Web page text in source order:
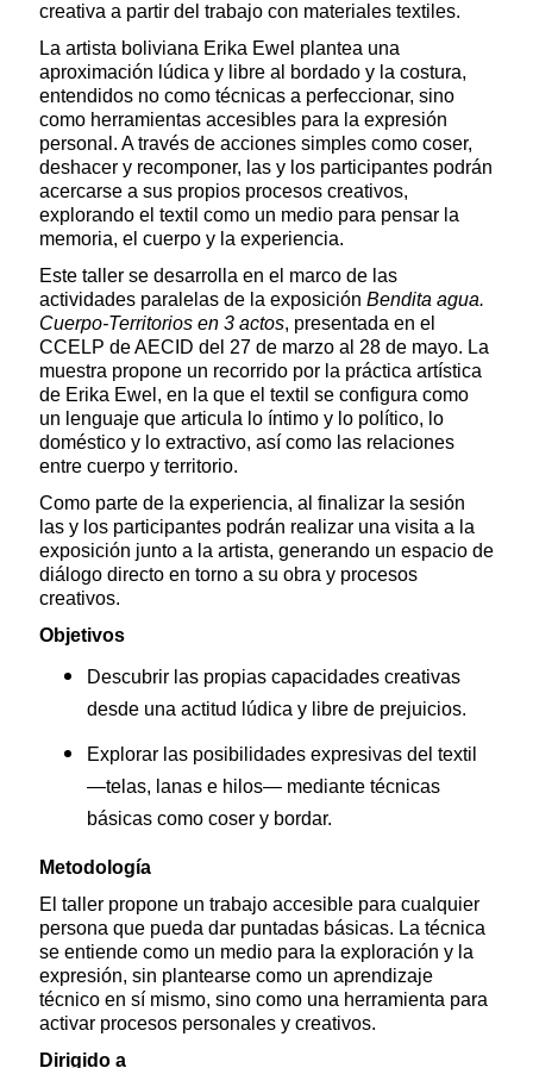
creativa a partir del trabajo con materiales textiles.
La artista boliviana Erika Ewel plantea una
aproximación lúdica y libre al bordado y la costura,
entendidos no como técnicas a perfeccionar, sino
como herramientas accesibles para la expresión
personal. A través de acciones simples como coser,
deshacer y recomponer, las y los participantes podrán
acercarse a sus propios procesos creativos,
explorando el textil como un medio para pensar la
memoria, el cuerpo y la experiencia.
Este taller se desarrolla en el marco de las
actividades paralelas de la exposición Bendita agua.
Cuerpo-Territorios en 3 actos, presentada en el
CCELP de AECID del 27 de marzo al 28 de mayo. La
muestra propone un recorrido por la práctica artística
de Erika Ewel, en la que el textil se configura como
un lenguaje que articula lo íntimo y lo político, lo
doméstico y lo extractivo, así como las relaciones
entre cuerpo y territorio.
Como parte de la experiencia, al finalizar la sesión
las y los participantes podrán realizar una visita a la
exposición junto a la artista, generando un espacio de
diálogo directo en torno a su obra y procesos
creativos.
Objetivos
Descubrir las propias capacidades creativas
desde una actitud lúdica y libre de prejuicios.
Explorar las posibilidades expresivas del textil
—telas, lanas e hilos— mediante técnicas
básicas como coser y bordar.
Metodología
El taller propone un trabajo accesible para cualquier
persona que pueda dar puntadas básicas. La técnica
se entiende como un medio para la exploración y la
expresión, sin plantearse como un aprendizaje
técnico en sí mismo, sino como una herramienta para
activar procesos personales y creativos.
Dirigido a